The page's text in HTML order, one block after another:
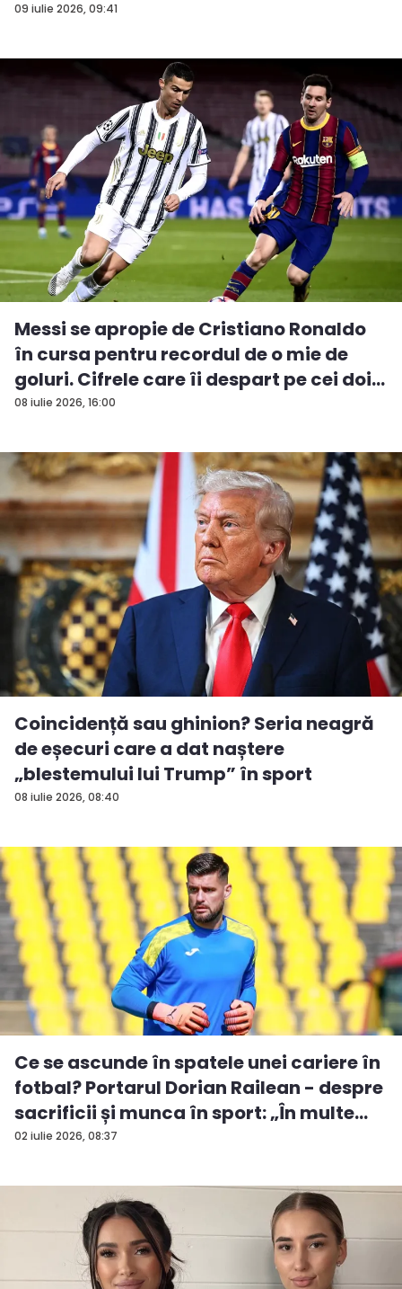
09 iulie 2026, 09:41
08 iulie 2026, 16:00
Messi se apropie de Cristiano Ronaldo
în cursa pentru recordul de o mie de
goluri. Cifrele care îi despart pe cei doi...
08 iulie 2026, 08:40
Coincidență sau ghinion? Seria neagră
de eșecuri care a dat naștere
„blestemului lui Trump” în sport
02 iulie 2026, 08:37
Ce se ascunde în spatele unei cariere în
fotbal? Portarul Dorian Railean - despre
sacrificii și munca în sport: „În multe...